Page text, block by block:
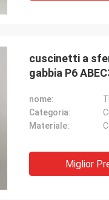
cuscinetti a
gabbia P6
nome:
Categoria:
Materiale:
Miglior